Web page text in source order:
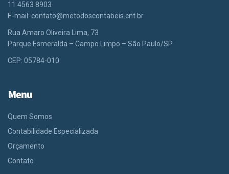
11 4563 8903
E-mail: contato@metodoscontabeis.cnt.br
Rua Amaro Oliveira Lima, 73
Parque Esmeralda – Campo Limpo – São Paulo/SP
CEP: 05784-010
Menu
Quem Somos
Contabilidade Especializada
Orçamento
Contato